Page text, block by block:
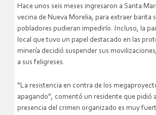
Hace unos seis meses ingresaron a Santa
vecina de Nueva Morelia, para extraer barita
pobladores pudieran impedirlo. Incluso, la
local que tuvo un papel destacado en las
minería decidió suspender sus
a sus feligreses.
“La resistencia en contra de los
apagando”, comentó un residente que pidió
presencia del crimen organizado es muy